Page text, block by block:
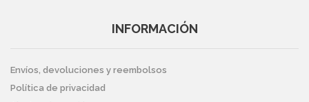
INFORMACIÓN
Envíos, devoluciones y reembolsos
Política de privacidad